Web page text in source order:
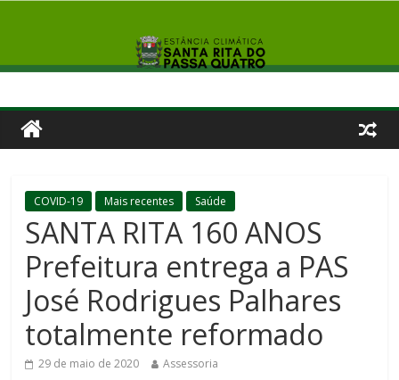
COVID-19 Mais recentes Saúde
SANTA RITA 160 ANOS
Prefeitura entrega a PAS
José Rodrigues Palhares
totalmente reformado
29 de maio de 2020 Assessoria